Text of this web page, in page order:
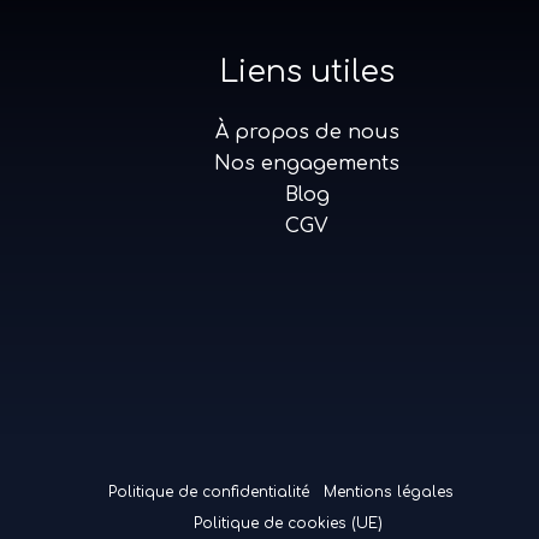
Liens utiles
À propos de nous
Nos engagements
Blog
CGV
Politique de confidentialité
Mentions légales
Politique de cookies (UE)